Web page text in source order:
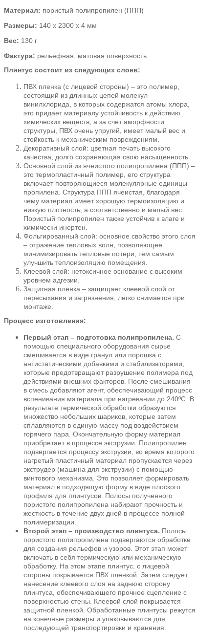
Материал: пористый полипропилен (ППП)
Размеры: 140 х 2300 х 4 мм
Вес: 130 г
Фактура: рельефная, матовая поверхность
Плинтус состоит из следующих слоев:
ПВХ пленка (с лицевой стороны) – это полимер,
состоящий из длинных цепей молекул
винилхлорида, в которых содержатся атомы хлора,
это придает материалу устойчивость к действию
химических веществ, а за счет аморфности
структуры, ПВХ очень упругий, имеет малый вес и
стойкость к механическим повреждениям.
Декоративный слой: цветная печать высокого
качества, долго сохраняющая свою насыщенность.
Основной слой из ячеистого полипропилена (ППП) –
это термопластичный полимер, его структура
включает повторяющиеся молекулярные единицы
пропилена. Структура ППП ячеистая, благодаря
чему материал имеет хорошую термоизоляцию и
низкую плотность, а соответственно и малый вес.
Пористый полипропилен также устойчив к влаге и
химически инертен.
Фольгированный слой: основное свойство этого слоя
– отражение тепловых волн, позволяющее
минимизировать тепловые потери, тем самым
улучшить теплоизоляцию помещения.
Клеевой слой: нетоксичное основание с высоким
уровнем адгезии.
Защитная пленка – защищает клеевой слой от
пересыхания и загрязнения, легко снимается при
монтаже.
Процесс изготовления:
Первый этап – подготовка полипропилена. С
помощью специального оборудования сырье
смешивается в виде гранул или порошка с
антистатическими добавками и стабилизаторами,
которые предотвращают разрушение полимера под
действиями внешних факторов. После смешивания
в смесь добавляют агент, обеспечивающий процесс
вспенивания материала при нагревании до 240ºС. В
результате термической обработки образуются
множество небольших шариков, которые затем
сплавляются в единую массу под воздействием
горячего пара. Окончательную форму материал
приобретает в процессе экструзии. Полипропилен
подвергается процессу экструзии, во время которого
нагретый пластичный материал пропускается через
экструдер (машина для экструзии) с помощью
винтового механизма. Это позволяет формировать
материал в подходящую форму в виде плоского
профиля для плинтусов. Полосы полученного
пористого полипропилена набирают прочность и
жесткость в течение двух дней в процессе полной
полимеризации.
Второй этап – производство плинтуса. Полосы
пористого полипропилена подвергаются обработке
для создания рельефов и узоров. Этот этап может
включать в себя термическую или механическую
обработку. На этом этапе плинтус, с лицевой
стороны покрывается ПВХ пленкой. Затем следует
нанесение клеевого слоя на заднюю сторону
плинтуса, обеспечивающего прочное сцепление с
поверхностью стены. Клеевой слой покрывается
защитной пленкой. Обработанные плинтусы режутся
на конечные размеры и упаковываются для
последующей транспортировки и хранения.